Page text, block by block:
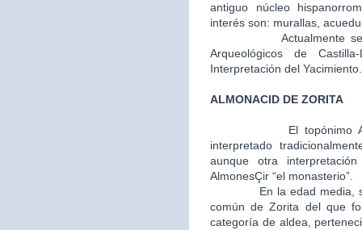
antiguo núcleo
interés son: murallas,
Actualmente se
Arqueológicos de
Interpretación del Yacimiento.
ALMONACID DE ZORITA
El topónimo
interpretado
aunque otra
AlmonesÇir “el monasterio”.
En la edad media,
común de Zorita del que
categoría de aldea,